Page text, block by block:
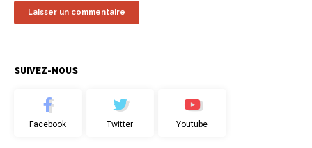
SUIVEZ-NOUS
Facebook Twitter Youtube